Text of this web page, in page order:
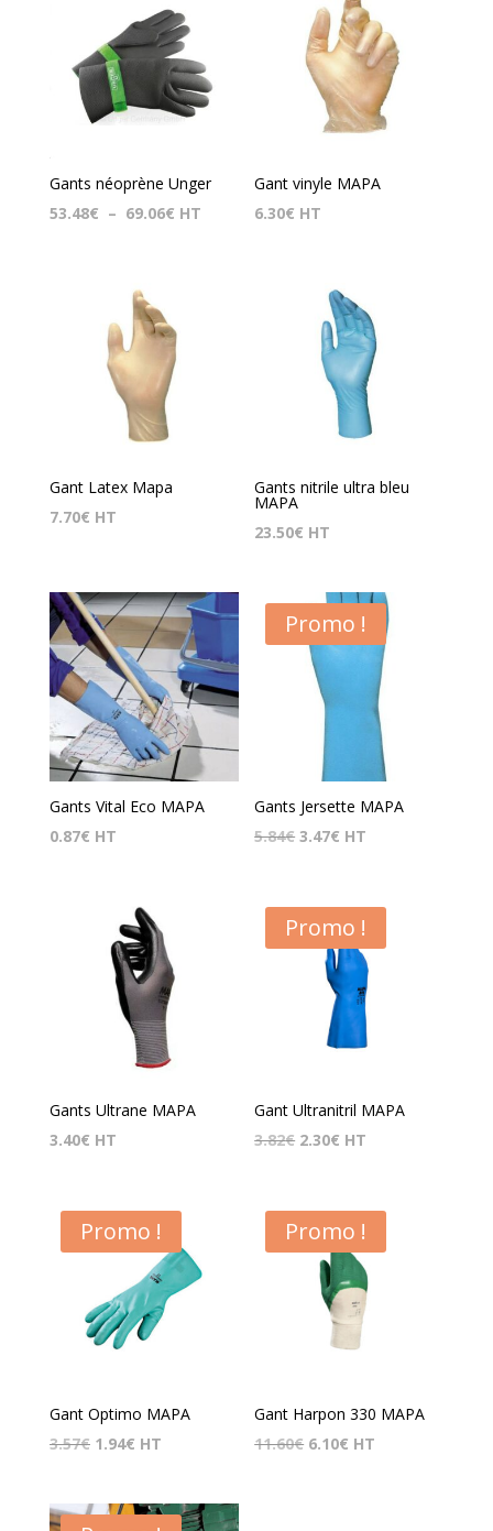
Gants néoprène Unger
53.48€ – 69.06€ Plage
à
69.06€
HT
Gant vinyle MAPA
6.30€ HT
Gant Latex Mapa
7.70€ HT
Gants nitrile ultra bleu
MAPA
23.50€ HT
Gants Vital Eco MAPA
0.87€ HT
Promo !
Gants Jersette MAPA
5.84€ Le
était :
5.84€.
3.47€ Le
est :
3.47€.
HT
Gants Ultrane MAPA
3.40€ HT
Promo !
Gant Ultranitril MAPA
3.82€ Le
était :
3.82€.
2.30€ Le
est :
2.30€.
HT
Promo !
Gant Optimo MAPA
3.57€ Le
initial
1.94€ Le
actuel
HT
Promo !
Gant Harpon 330 MAPA
11.60€ Le
6.10€ Le
HT